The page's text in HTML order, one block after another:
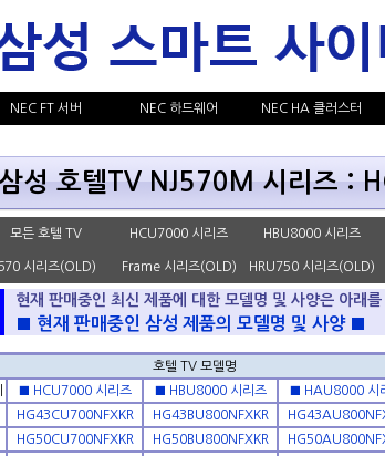
NEC FT 서버 NEC 하드웨어 NEC HA 클러스터
성 호텔TV NJ570M 시리즈 :
모든 호텔 TV HCU7000 시리즈 HBU8000 시리즈
시리즈(OLD) Frame 시리즈(OLD) HRU750 시리즈(OLD)
현재 판매중인 최신 제품에 대한 모델명 및 사양은 아래
■ 현재 판매중인 삼성 제품의 모델명 및 사양 ■
호텔 TV 모델명
■ HCU7000 시리즈 ■ HBU8000 시리즈 ■ HAU8000 시
HG43CU700NFXKR
HG43BU800NFXKR
HG50CU700NFXKR HG50BU800NFXKR